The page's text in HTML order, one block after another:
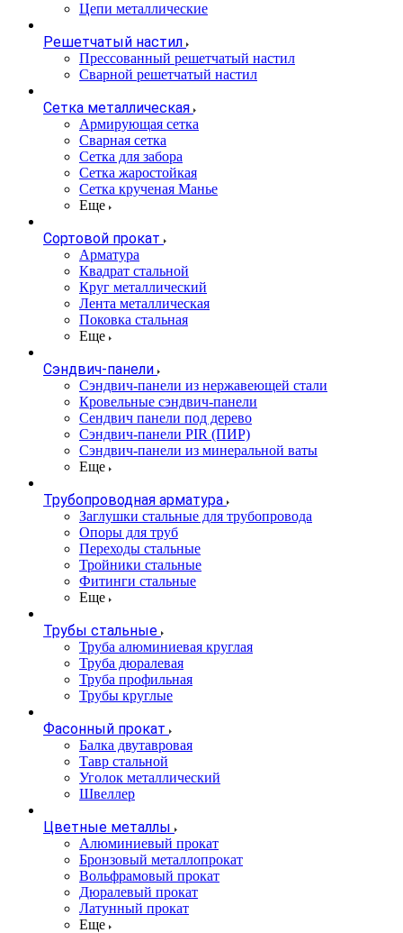
Цепи металлические
Решетчатый настил
Прессованный решетчатый настил
Сварной решетчатый настил
Сетка металлическая
Армирующая сетка
Сварная сетка
Сетка для забора
Сетка жаростойкая
Сетка крученая Манье
Еще
Сортовой прокат
Арматура
Квадрат стальной
Круг металлический
Лента металлическая
Поковка стальная
Еще
Сэндвич-панели
Cэндвич-панели из нержавеющей стали
Кровельные сэндвич-панели
Сендвич панели под дерево
Сэндвич-панели PIR (ПИР)
Сэндвич-панели из минеральной ваты
Еще
Трубопроводная арматура
Заглушки стальные для трубопровода
Опоры для труб
Переходы стальные
Тройники стальные
Фитинги стальные
Еще
Трубы стальные
Труба алюминиевая круглая
Труба дюралевая
Труба профильная
Трубы круглые
Фасонный прокат
Балка двутавровая
Тавр стальной
Уголок металлический
Швеллер
Цветные металлы
Алюминиевый прокат
Бронзовый металлопрокат
Вольфрамовый прокат
Дюралевый прокат
Латунный прокат
Еще